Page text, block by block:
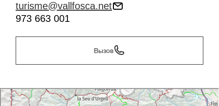
turisme@vallfosca.net
973 663 001
Вызов